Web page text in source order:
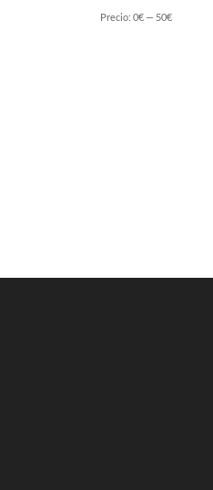
Precio
Precio
Precio:0€ — 50€